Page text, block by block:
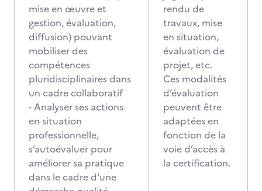
mise en œuvre et
gestion, évaluation,
diffusion) pouvant
mobiliser des
compétences
pluridisciplinaires dans
un cadre collaboratif
- Analyser ses actions
en situation
professionnelle,
s’autoévaluer pour
améliorer sa pratique
dans le cadre d'une
rendu de
travaux, mise
en situation,
évaluation de
projet, etc.
Ces modalités
d’évaluation
peuvent être
adaptées en
fonction de la
voie d’accès à
la certification.